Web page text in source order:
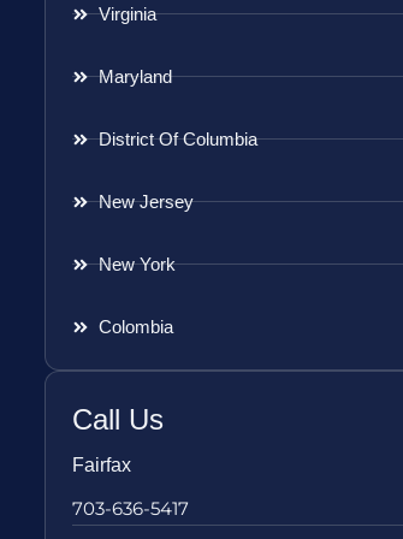
Virginia
Maryland
District Of Columbia
New Jersey
New York
Colombia
Call Us
Fairfax
703-636-5417